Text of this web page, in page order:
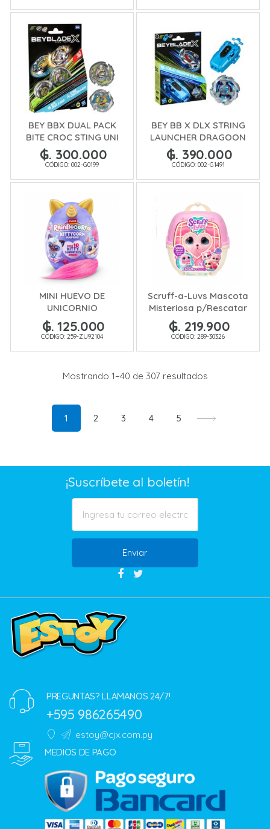
BEY BBX DUAL PACK
BITE CROC STING UNI
₲. 300.000
CÓDIGO: 002-G0199
BEY BB X DLX STRING
LAUNCHER DRAGOON
₲. 390.000
CÓDIGO: 002-G1491
MINI HUEVO DE
UNICORNIO
KITTYCORNS SERIE 3
₲. 125.000
CÓDIGO: 259-ZU92104
Scruff-a-Luvs Mascota
Misteriosa p/Rescatar
Rosa
₲. 219.900
CÓDIGO: 289-30326
Mostrando 1–40 de 307 resultados
1 2 3 4 5
¡Suscríbete al boletín!
Enviar
PREGUNTAS? LLAMANOS 24/7!
+595 986265490
estoy@cjx.com.py
MEDIOS DE PAGO